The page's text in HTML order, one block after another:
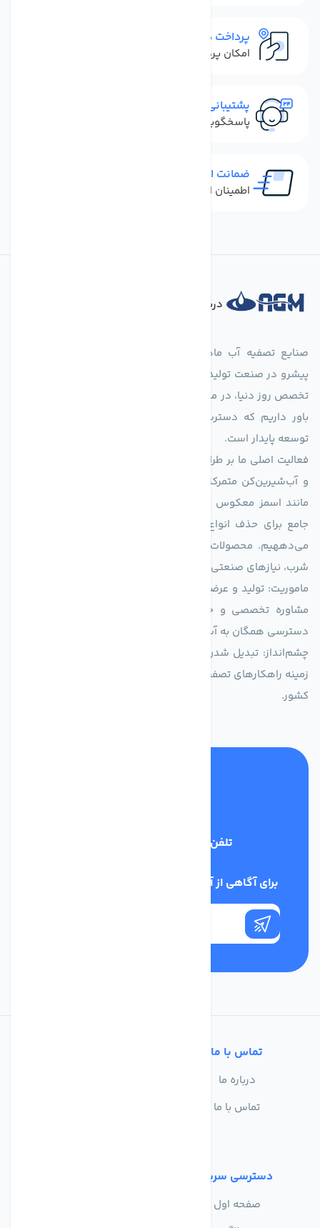
پرداخت در محل
امکان پرداخت کل فاکتور در محل
پشتیبانی سریع
پاسخگویی سریع به تماس‌ها و پیام‌ها
ضمانت اصل بودن کالا
اطمینان از خرید کالای اورجینال
درباره فروشگاه
پیشرو در صنعت تولید تجهیزات تصفیه آب، با تکیه بر دانش فنی و
تخصص روز دنیا، در مسیر تأمین آب سالم و پایدار گام برمی‌دارد. ما
باور داریم که دسترسی به آب پاک، یک حق اساسی و زیربنای
توسعه پایدار است.
فعالیت اصلی ما بر طراحی و تولید سیستم‌های پیشرفته تصفیه آب
و آب‌شیرین‌کن متمرکز است. ما با بهره‌گیری از فناوری‌های نوین
جامع برای حذف انواع آلاینده‌ها، املاح و نمک از منابع آبی ارائه
می‌دههیم. محصولات ما برای مصارف متنوعی از جمله تأمین آب
شرب، نیازهای صنعتی و کشاورزی طراحی و بهینه‌سازی شده‌اند.
ماموریت: تولید و عرضه محصولاتی با بالاترین استاندارد کیفی، ارائه
مشاوره تخصصی و خدمات پس از فروش مطمئن برای تضمین
دسترسی همگان به آب پاک و سالم.
چشم‌انداز: تبدیل شدن به انتخاب اول صنایع و مصرف‌کنندگان در
زمینه راهکارهای تصفیه آب و ایفای نقشی کلیدی در حفظ منابع آبی
کشور.
تلفن پشتیبانی
برای آگاهی از آخرین اخبار در خبرنامه ما عضو شوید
تماس با ما
درباره ما
تماس با ما
دسترسی سریع
صفحه اول